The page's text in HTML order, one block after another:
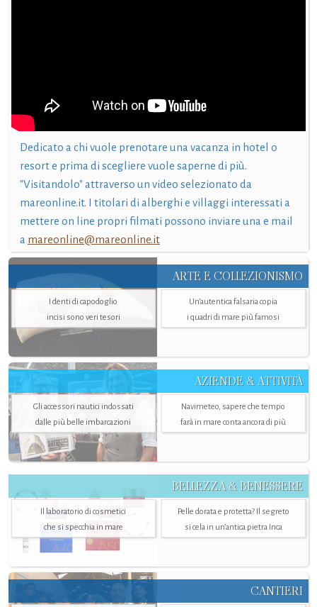
Dedicato a chi vuole prenotare una vacanza in hotel o
resort e prima di scegliere vuole saperne di più.
"Visitandolo" attraverso un video selezionato da
mareonline.it. I titolari di alberghi e villaggi interessati a
mettere on line propri filmati possono inviare una e mail
a mareonline@mareonline.it
ARTE E COLLEZIONISMO
I denti di capodoglio
incisi sono veri tesori
Un’autentica falsaria copia
i quadri di mare più famosi
AZIENDE & ATTIVITÀ
Gli accessori nautici indossati
dalle più belle imbarcazioni
Navimeteo, sapere che tempo
farà in mare conta ancora di più
BELLEZZA & BENESSERE
Il laboratorio di cosmetici
che si specchia in mare
Pelle dorata e protetta? Il segreto
si cela in un’antica pietra Inca
CANTIERI